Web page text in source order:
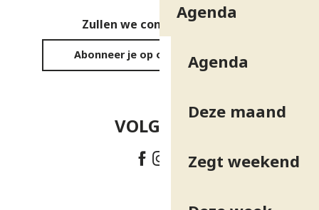
Agenda
Agenda
Deze maand
Zegt weekend
Zullen we contact houden?
Abonneer je op onze nieuwsbrief
VOLG ONS!